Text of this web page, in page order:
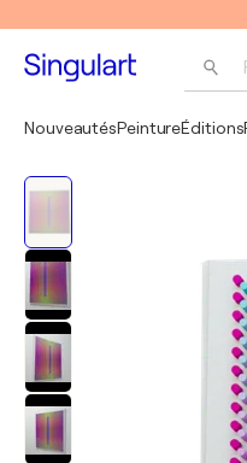
NouveautésPeintureÉditions